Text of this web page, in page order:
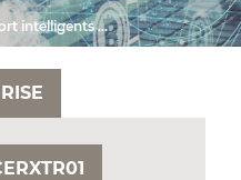
– Enjeux et stratégie